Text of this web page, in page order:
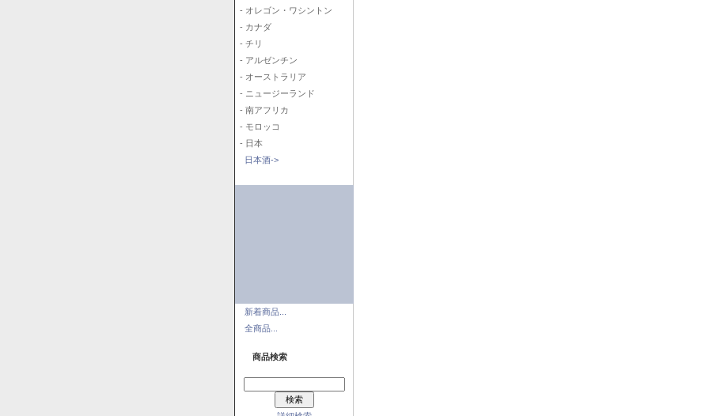
- オレゴン・ワシントン
- カナダ
- チリ
- アルゼンチン
- オーストラリア
- ニュージーランド
- 南アフリカ
- モロッコ
- 日本
日本酒->
新着商品...
全商品...
商品検索